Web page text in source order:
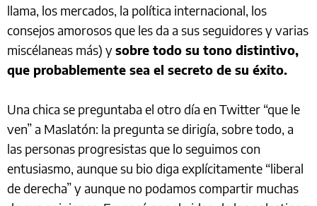
llama, los mercados, la política internacional, los
consejos amorosos que les da a sus seguidores y varias
miscélaneas más) ysobre todo su tono distintivo,
que probablemente sea el secreto de su éxito.
Una chica se preguntaba el otro día en Twitter “que le
ven” a Maslatón: la pregunta se dirigía, sobre todo, a
las personas progresistas que lo seguimos con
entusiasmo, aunque su bio diga explícitamente “liberal
de derecha” y aunque no podamos compartir muchas